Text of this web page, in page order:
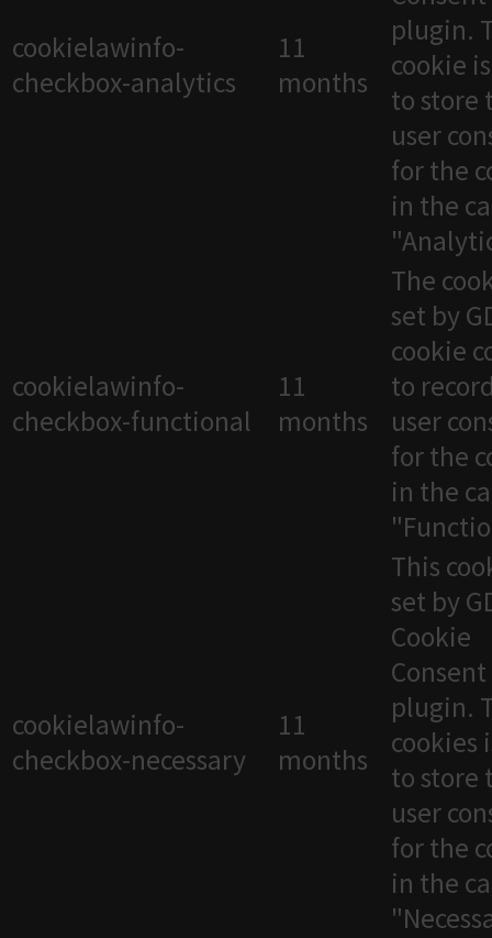
cookielawinfo-
checkbox-analytics
11
months
plugin.
cookie
to store
user
for the
in the
cookielawinfo-
checkbox-functional
11
months
The
set by
cookie
to
user
for the
in the
cookielawinfo-
checkbox-necessary
11
months
This
set by
Cookie
Consent
plugin.
cookies
to store
user
for the
in the